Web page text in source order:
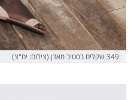
349 שקלים בסטיב מאדן (צילום: יח"צ)